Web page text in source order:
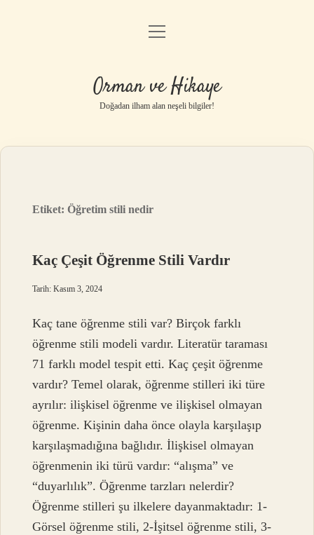
Anasayfa
Yasal Uyarı
menüyü
Orman ve Hikaye
Doğadan ilham alan neşeli bilgiler!
Etiket:Öğretim stili nedir
Kaç Çeşit Öğrenme Stili Vardır
Tarih: Kasım 3, 2024
Kaç tane öğrenme stili var? Birçok farklı
öğrenme stili modeli vardır. Literatür taraması
71 farklı model tespit etti. Kaç çeşit öğrenme
vardır? Temel olarak, öğrenme stilleri iki türe
ayrılır: ilişkisel öğrenme ve ilişkisel olmayan
öğrenme. Kişinin daha önce olayla karşılaşıp
karşılaşmadığına bağlıdır. İlişkisel olmayan
öğrenmenin iki türü vardır: “alışma” ve
“duyarlılık”. Öğrenme tarzları nelerdir?
Öğrenme stilleri şu ilkelere dayanmaktadır: 1-
Görsel öğrenme stili, 2-İşitsel öğrenme stili, 3-